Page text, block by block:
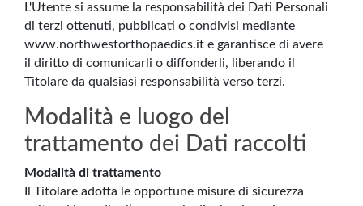
L'Utente si assume la responsabilità dei Dati Personali
di terzi ottenuti, pubblicati o condivisi mediante
www.northwestorthopaedics.it e garantisce di avere
il diritto di comunicarli o diffonderli, liberando il
Titolare da qualsiasi responsabilità verso terzi.
Modalità e luogo del
trattamento dei Dati raccolti
Modalità di trattamento
Il Titolare adotta le opportune misure di sicurezza